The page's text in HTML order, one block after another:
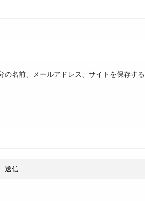
名前、メールアドレス、サイトを保存する